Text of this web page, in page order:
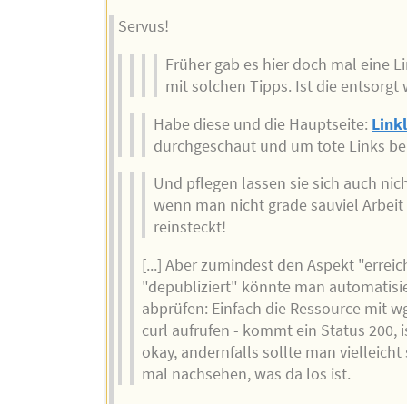
Servus!
Früher gab es hier doch mal eine
mit solchen Tipps. Ist die entsorgt
Habe diese und die Hauptseite:
durchgeschaut und um tote Links
Und pflegen lassen sie sich auch
wenn man nicht grade sauviel Arbeit
reinsteckt!
[...] Aber zumindest den Aspekt
"depubliziert" könnte man
abprüfen: Einfach die Ressource mit
curl aufrufen - kommt ein Status 200,
okay, andernfalls sollte man vielleicht
mal nachsehen, was da los ist.